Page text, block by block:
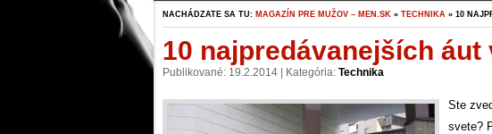
NACHÁDZATE SA TU: MAGAZÍN PRE MUŽOV – MEN.SK » TECHNIKA » 10
10 najpredávanejších
Publikované: 19.2.2014 | Kategória: Technika
Ste
svete?